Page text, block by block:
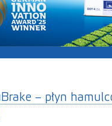
– płyn